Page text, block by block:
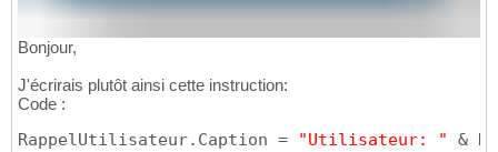
Bonjour,
J'écrirais plutôt ainsi cette instruction:
Code :
RappelUtilisateur.Caption = "Utilisateur: " & Nz